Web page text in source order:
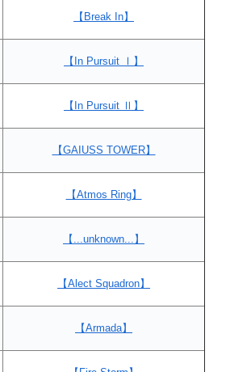
【Break In】
【In Pursuit Ⅰ】
【In Pursuit Ⅱ】
【GAIUSS TOWER】
【Atmos Ring】
【...unknown...】
【Alect Squadron】
【Armada】